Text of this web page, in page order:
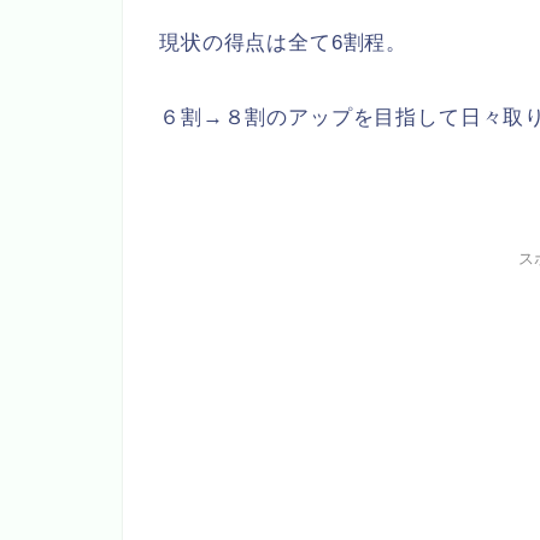
現状の得点は全て6割程。
６割→８割のアップを目指して日々取
ス